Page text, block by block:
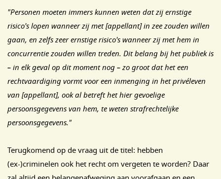
"Personen moeten immers kunnen weten dat zij ernstige
risico's lopen wanneer zij met [appellant] in zee zouden willen
gaan, en zelfs zeer ernstige risico's wanneer zij met hem in
concurrentie zouden willen treden. Dit belang bij het publiek is
– in elk geval op dit moment nog – zo groot dat het een
rechtvaardiging vormt voor een inmenging in het privéleven
van [appellant], ook al betreft het hier gevoelige
persoonsgegevens van hem, te weten strafrechtelijke
persoonsgegevens."
Terugkomend op de vraag uit de titel: hebben
(ex-)criminelen ook het recht om vergeten te worden? Daar